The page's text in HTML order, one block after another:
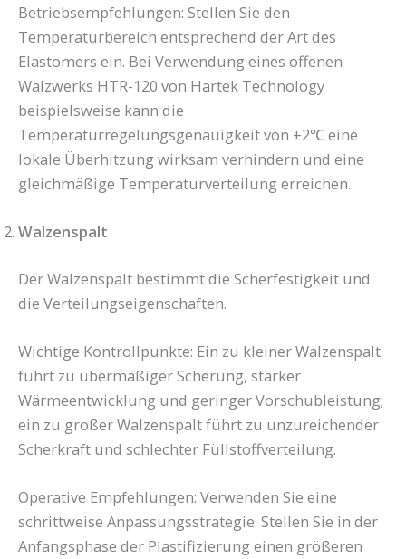
Betriebsempfehlungen: Stellen Sie den
Temperaturbereich entsprechend der Art des
Elastomers ein. Bei Verwendung eines offenen
Walzwerks HTR-120 von Hartek Technology
beispielsweise kann die
Temperaturregelungsgenauigkeit von ±2℃ eine
lokale Überhitzung wirksam verhindern und eine
gleichmäßige Temperaturverteilung erreichen.
Walzenspalt
Der Walzenspalt bestimmt die Scherfestigkeit und
die Verteilungseigenschaften.
Wichtige Kontrollpunkte: Ein zu kleiner Walzenspalt
führt zu übermäßiger Scherung, starker
Wärmeentwicklung und geringer Vorschubleistung;
ein zu großer Walzenspalt führt zu unzureichender
Scherkraft und schlechter Füllstoffverteilung.
Operative Empfehlungen: Verwenden Sie eine
schrittweise Anpassungsstrategie. Stellen Sie in der
Anfangsphase der Plastifizierung einen größeren